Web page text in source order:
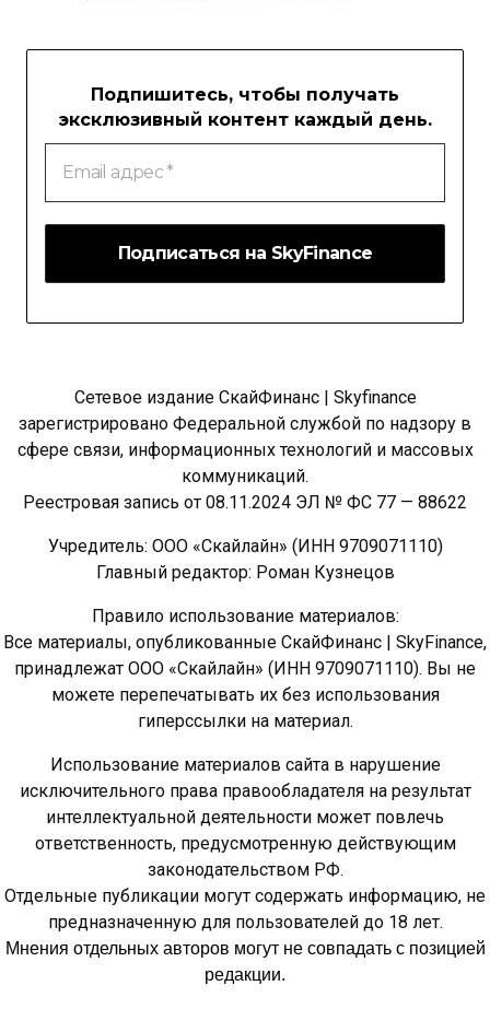
Подпишитесь, чтобы получать
эксклюзивный контент каждый день.
Email
адрес
Сетевое издание СкайФинанс | Skyfinance
зарегистрировано Федеральной службой по надзору в
сфере связи, информационных технологий и массовых
коммуникаций.
Реестровая запись от 08.11.2024 ЭЛ № ФС 77 — 88622
Учредитель: ООО «Скайлайн» (ИНН 9709071110)
Главный редактор: Роман Кузнецов
Правило использование материалов:
Все материалы, опубликованные СкайФинанс | SkyFinance,
принадлежат ООО «Скайлайн» (ИНН 9709071110). Вы не
можете перепечатывать их без использования
гиперссылки на материал.
Использование материалов сайта в нарушение
исключительного права правообладателя на результат
интеллектуальной деятельности может повлечь
ответственность, предусмотренную действующим
законодательством РФ.
Отдельные публикации могут содержать информацию, не
предназначенную для пользователей до 18 лет.
Мнения отдельных авторов могут не совпадать с позицией
редакции.